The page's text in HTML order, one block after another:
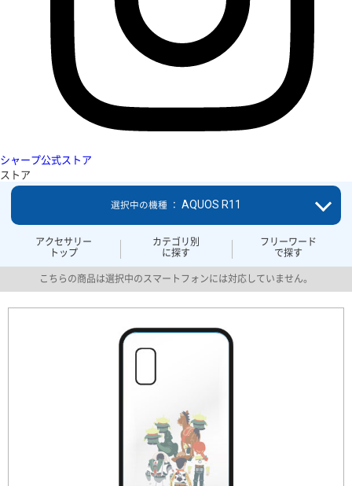
シャープ公式ストア
ストア
アクセサリー
トップ
カテゴリ別
に探す
フリーワード
で探す
選択中の機種 ： AQUOS R11
こちらの商品は選択中のスマートフォンには対応していません。